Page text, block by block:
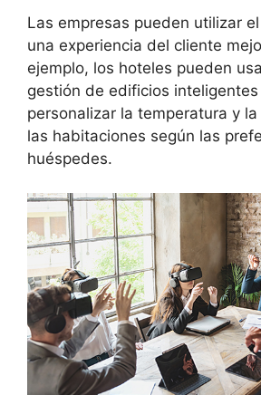
Las empresas pueden utilizar
una experiencia del cliente
ejemplo, los hoteles pueden
gestión de edificios inteligentes
personalizar la temperatura y
las habitaciones según las
huéspedes.